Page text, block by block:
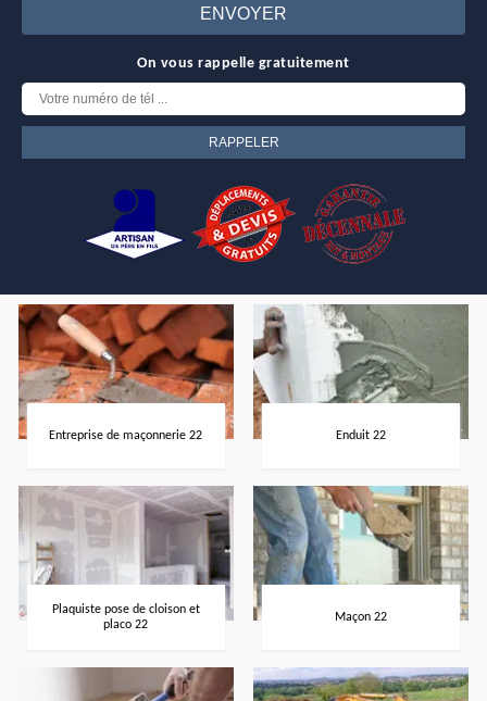
On vous rappelle gratuitement
Entreprise de maçonnerie 22 Enduit 22
Plaquiste pose de cloison et
placo 22
Maçon 22